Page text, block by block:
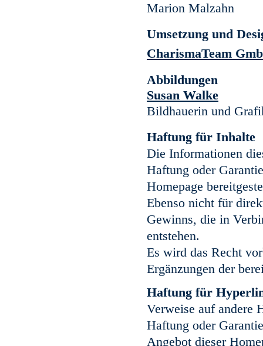
Marion Malzahn
Umsetzung und
CharismaTeam
Abbildungen
Susan Walke
Bildhauerin und
Haftung für Inhalte
Die Informationen
Haftung oder
Homepage
Ebenso nicht für
Gewinns, die in
entstehen.
Es wird das Recht
Ergänzungen der
Haftung für
Verweise auf andere
Haftung oder
Angebot dieser